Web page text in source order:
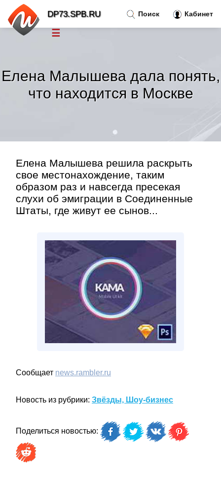
Елена Малышева дала понять,
что находится в Москве
Елена Малышева решила раскрыть
свое местонахождение, таким
образом раз и навсегда пресекая
слухи об эмиграции в Соединенные
Штаты, где живут ее сынов...
Сообщает news.rambler.ru
Новость из рубрики: Звёзды, Шоу-бизнес
Поделиться новостью:
Поиск Кабинет
DP73.SPB.RU
☰
Тренды новостей»
Правила»
Контакт»